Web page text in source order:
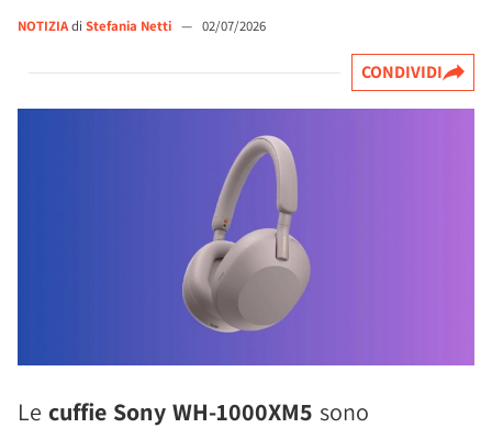
NOTIZIAdi Stefania Netti — 02/07/2026
CONDIVIDI
Le cuffie Sony WH-1000XM5 sono